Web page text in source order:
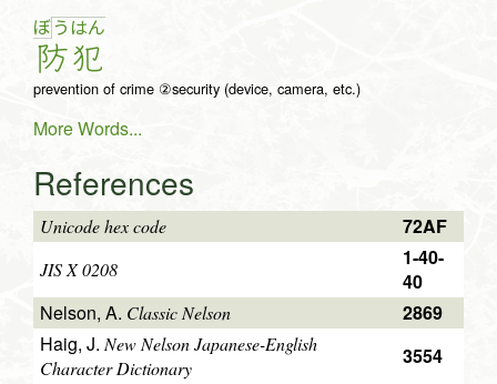
ぼ う
防
はん
犯
prevention of crime ②security (device, camera, etc.)
More Words...
References
Unicode hex code 72AF
JIS X 0208
1-40-
40
Nelson, A. Classic Nelson
2869
Haig, J.New Nelson Japanese-English
Character Dictionary
3554